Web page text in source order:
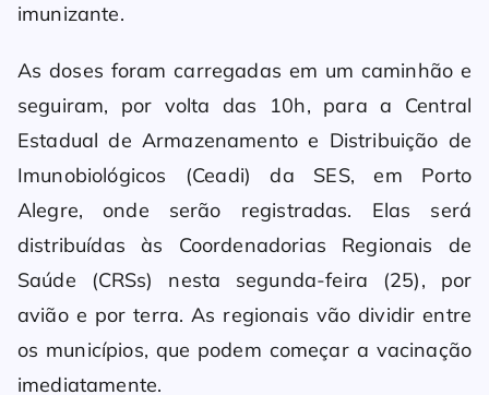
imunizante.
As doses foram carregadas em um caminhão e
seguiram, por volta das 10h, para a Central
Estadual de Armazenamento e Distribuição de
Imunobiológicos (Ceadi) da SES, em Porto
Alegre, onde serão registradas. Elas será
distribuídas às Coordenadorias Regionais de
Saúde (CRSs) nesta segunda-feira (25), por
avião e por terra. As regionais vão dividir entre
os municípios, que podem começar a vacinação
imediatamente.